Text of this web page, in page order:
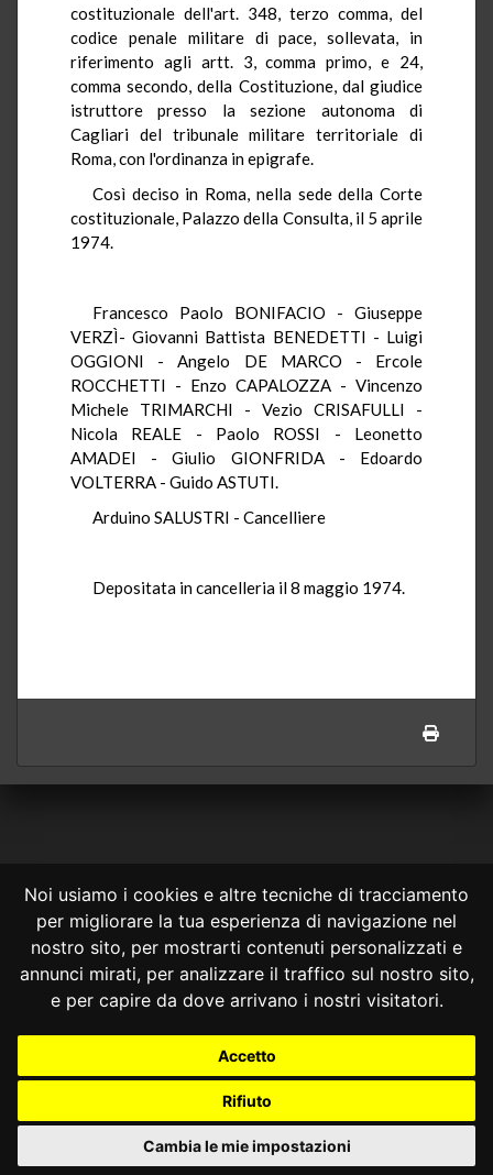
Noi usiamo i cookies e altre tecniche di tracciamento
per migliorare la tua esperienza di navigazione nel
nostro sito, per mostrarti contenuti personalizzati e
annunci mirati, per analizzare il traffico sul nostro sito,
e per capire da dove arrivano i nostri visitatori.
Accetto
Rifiuto
Cambia le mie impostazioni
costituzionale dell'art. 348, terzo comma, del
codice penale militare di pace, sollevata, in
riferimento agli artt. 3, comma primo, e 24,
comma secondo, della Costituzione, dal giudice
istruttore presso la sezione autonoma di
Cagliari del tribunale militare territoriale di
Roma, con l'ordinanza in epigrafe.
Così deciso in Roma, nella sede della Corte
costituzionale, Palazzo della Consulta, il 5 aprile
1974.
Francesco Paolo BONIFACIO - Giuseppe
VERZÌ- Giovanni Battista BENEDETTI - Luigi
OGGIONI - Angelo DE MARCO - Ercole
ROCCHETTI - Enzo CAPALOZZA - Vincenzo
Michele TRIMARCHI - Vezio CRISAFULLI -
Nicola REALE - Paolo ROSSI - Leonetto
AMADEI - Giulio GIONFRIDA - Edoardo
VOLTERRA - Guido ASTUTI.
Arduino SALUSTRI - Cancelliere
Depositata in cancelleria il 8 maggio 1974.
CONSULTA ONLINE DAL 1995 -NOTE LEGALI
Consulta OnLine non ha prodotto e non è responsabile per i contenuti e
le informazioni legali di siti collegati.
costituisce una relazione di consulenza legale.
Nessuno deve confidare o agire in base alle informazioni disponibili in
info@giurcost.org| Giurisprudenza Costituzionale|
Consulta OnLine| @giurcost